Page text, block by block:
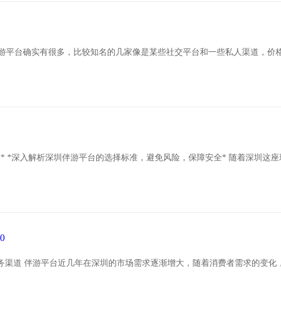
台确实有很多，比较知名的几家像是某些社交平台和一些私人渠道，
深入解析深圳伴游平台的选择标准，避免风险，保障安全* 随着深圳这
道 伴游平台近几年在深圳的市场需求逐渐增大，随着消费者需求的变